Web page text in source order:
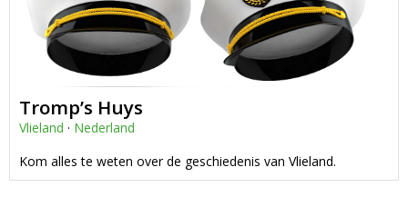
Tromp’s Huys
Vlieland · Nederland
Kom alles te weten over de geschiedenis van Vlieland.